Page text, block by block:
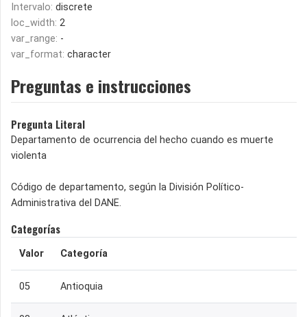
Intervalo: discrete
loc_width: 2
var_range: -
var_format: character
Preguntas e instrucciones
Pregunta Literal
Departamento de ocurrencia del hecho cuando es muerte
violenta
Código de departamento, según la División Político-
Administrativa del DANE.
Categorías
Valor Categoría
05 Antioquia